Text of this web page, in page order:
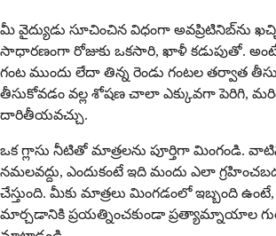
మీ వైద్యుడు సూచించిన విధంగా అవప్రిటినిబ్‌ను
సాధారణంగా రోజుకు ఒకసారి, ఖాళీ కడుపుతో.
గంట ముందు లేదా తిన్న రెండు గంటల తర్వాత
తీసుకోవడం వల్ల శోషణ చాలా ఎక్కువగా పెరిగి,
దారితీయవచ్చు.
ఒక గ్లాసు నీటితో మాత్రలను పూర్తిగా మింగండి.
నమలవద్దు, ఎందుకంటే ఇది మందు ఎలా
చేస్తుంది. మీకు మాత్రలు మింగడంలో ఇబ్బంది
మార్చడానికి ప్రయత్నించకుండా ప్రత్యామ్నాయాల